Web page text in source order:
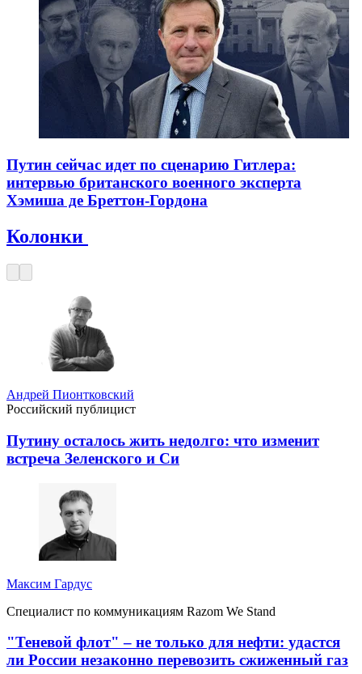
Путин сейчас идет по сценарию Гитлера:
интервью британского военного эксперта
Хэмиша де Бреттон-Гордона
Колонки
Андрей Пионтковский
Российский публицист
Путину осталось жить недолго: что изменит
встреча Зеленского и Си
Максим Гардус
Специалист по коммуникациям Razom We Stand
"Теневой флот" – не только для нефти: удастся
ли России незаконно перевозить сжиженный газ